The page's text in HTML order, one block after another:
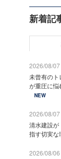
新着記
2026/08/
未曾有のト
が重圧に悩
NEW
2026/08/
清水建設が
指す切実な
2026/08/